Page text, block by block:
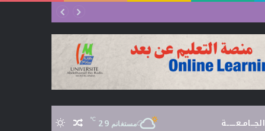
الجـــامــعـــــــة الوضعمقال مستغانم 29
℃